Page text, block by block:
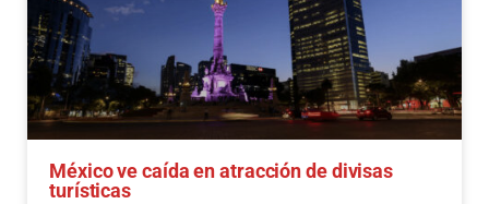
México ve caída en atracción de divisas
turísticas